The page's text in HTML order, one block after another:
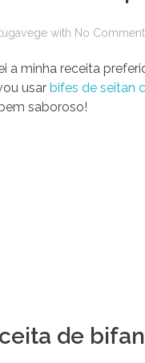
with No Comment
a minha receita
usar bifes de seitan
saboroso!
de